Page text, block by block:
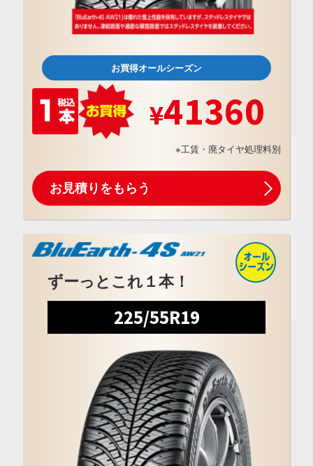
お買得オールシーズン
41360
※工賃・廃タイヤ処理料別
お見積りをもらう
ずーっとこれ１本！
225/55R19